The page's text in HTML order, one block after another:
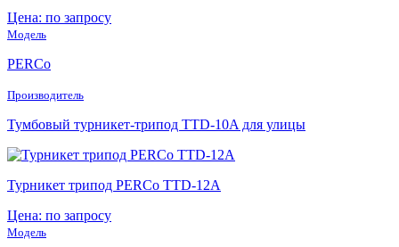
Цена: по запросу
Модель
PERCo
Производитель
Тумбовый турникет-трипод TTD-10A для улицы
Турникет трипод PERCo TTD-12A
Цена: по запросу
Модель